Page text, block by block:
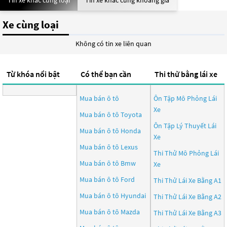
Xe cùng loại
Không có tin xe liên quan
Từ khóa nổi bật Có thể bạn cần
Mua bán ô tô
Mua bán ô tô Toyota
Mua bán ô tô Honda
Mua bán ô tô Lexus
Mua bán ô tô Bmw
Mua bán ô tô Ford
Mua bán ô tô Hyundai
Mua bán ô tô Mazda
Thi thử bằng lái xe
Ôn Tập Mô Phỏng Lái
Xe
Ôn Tập Lý Thuyết Lái
Xe
Thi Thử Mô Phỏng Lái
Xe
Thi Thử Lái Xe Bằng A1
Thi Thử Lái Xe Bằng A2
Thi Thử Lái Xe Bằng A3